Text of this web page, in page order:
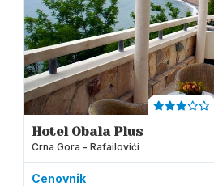
Hotel Obala Plus
Crna Gora - Rafailovići
Cenovnik